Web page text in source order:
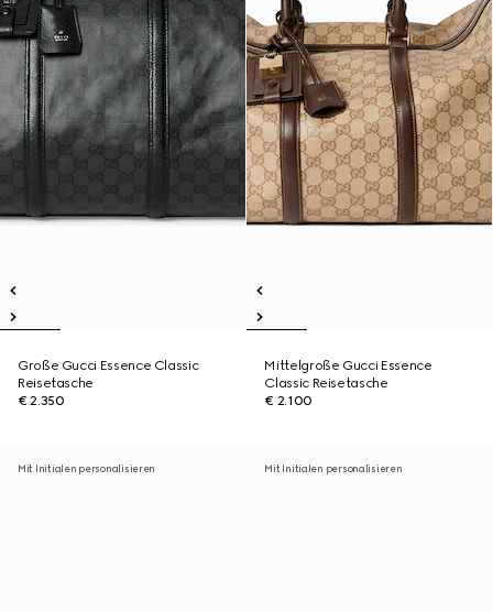
Große Gucci Essence Classic
Reisetasche
€ 2.350
Mittelgroße Gucci Essence
Classic Reisetasche
€ 2.100
Mit Initialen personalisieren Mit Initialen personalisieren